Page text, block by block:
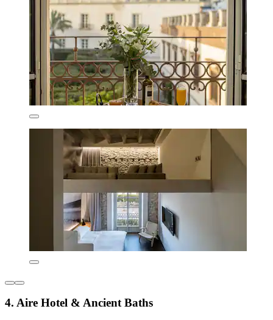
4. Aire Hotel & Ancient Baths